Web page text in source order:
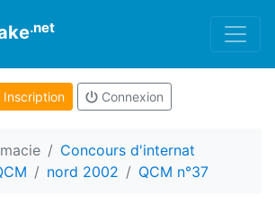
.net
Inscription Connexion
Concours d'internat
nord 2002 QCM n°37